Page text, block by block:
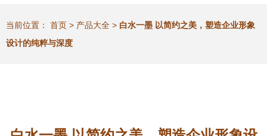
当前位置： 首页 > 产品大全 > 白水一墨 以简约之美，塑造企业形象
设计的纯粹与深度